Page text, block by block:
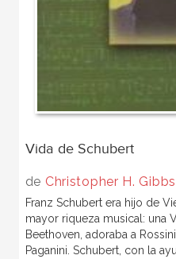
Vida de Schubert
de Christopher H. Gibbs
Franz Schubert era hijo de
mayor riqueza musical: una
Beethoven, adoraba a
Paganini. Schubert, con la